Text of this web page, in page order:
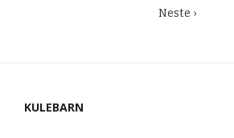
Neste ›
KULEBARN